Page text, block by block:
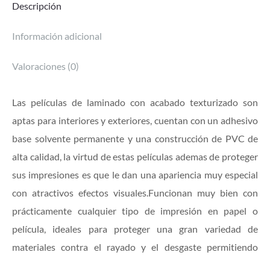
Descripción
Información adicional
Valoraciones (0)
Las películas de laminado con acabado texturizado son
aptas para interiores y exteriores, cuentan con un adhesivo
base solvente permanente y una construcción de PVC de
alta calidad, la virtud de estas películas ademas de proteger
sus impresiones es que le dan una apariencia muy especial
con atractivos efectos visuales.Funcionan muy bien con
prácticamente cualquier tipo de impresión en papel o
película, ideales para proteger una gran variedad de
materiales contra el rayado y el desgaste permitiendo